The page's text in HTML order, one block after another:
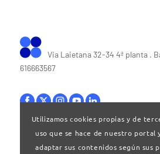
Via Laietana 32-34 4ª planta .
616663567
Bases legales
Utilizamos cookies propias y de
uso que se hace de nuestro portal
adaptar sus contenidos según sus